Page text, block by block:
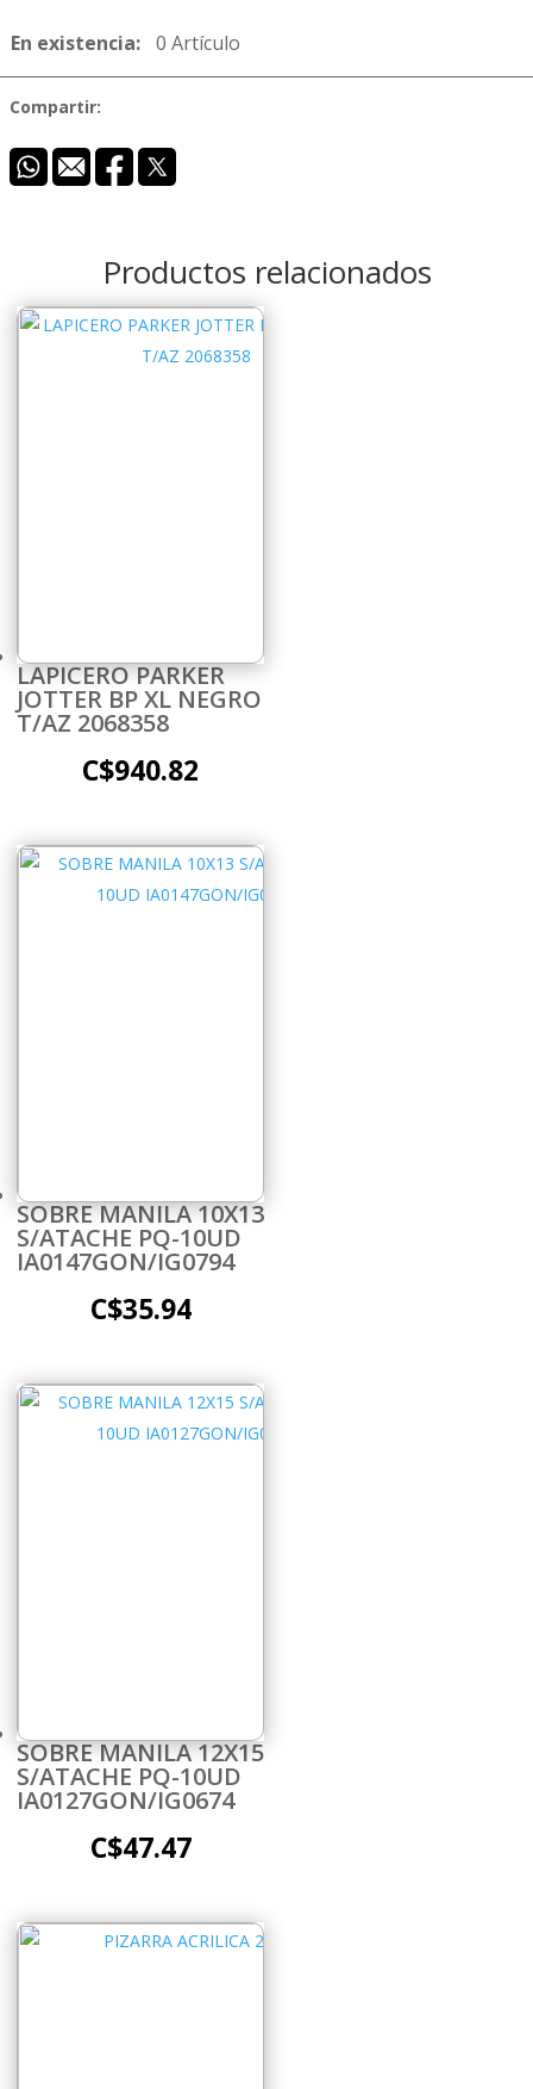
En existencia: 0 Artículo
Compartir:
Productos relacionados
LAPICERO PARKER
JOTTER BP XL NEGRO
T/AZ 2068358
C$940.82
SOBRE MANILA 10X13
S/ATACHE PQ-10UD
IA0147GON/IG0794
C$35.94
SOBRE MANILA 12X15
S/ATACHE PQ-10UD
IA0127GON/IG0674
C$47.47